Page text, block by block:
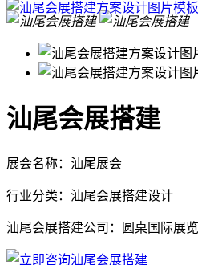
汕尾会展搭建
展会名称：汕尾展会
行业分类：汕尾会展搭建设计
汕尾会展搭建公司：圆桌国际展